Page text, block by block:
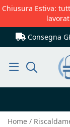
Chiusura Estiva:
Consegna
Home